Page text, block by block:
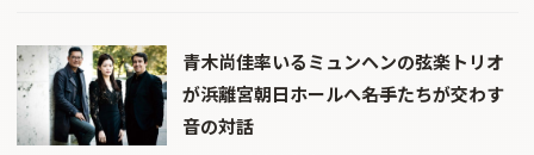
青木尚佳率いるミュンヘンの弦楽トリオ
が浜離宮朝日ホールへ――名手たちが交わす
音の対話